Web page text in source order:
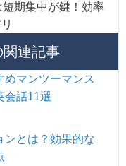
短期集中が鍵！効率
連記事
めマンツーマンス
会話11選
ンとは？効果的な